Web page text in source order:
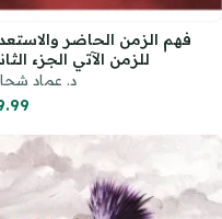
فهم الزمن الحاضر
للزمن الآتي الجزء
د. عماد